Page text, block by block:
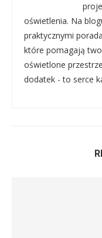
oświetlenia. Na
praktycznymi
które pomagają
oświetlone
dodatek - to serce